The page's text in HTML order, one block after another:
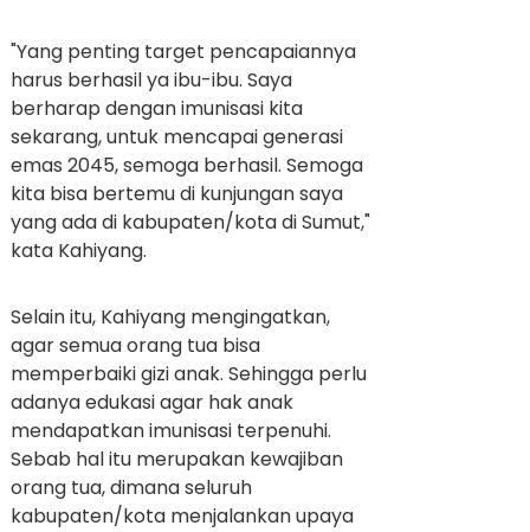
"Yang penting target pencapaiannya
harus berhasil ya ibu-ibu. Saya
berharap dengan imunisasi kita
sekarang, untuk mencapai generasi
emas 2045, semoga berhasil. Semoga
kita bisa bertemu di kunjungan saya
yang ada di kabupaten/kota di Sumut,"
kata Kahiyang.
Selain itu, Kahiyang mengingatkan,
agar semua orang tua bisa
memperbaiki gizi anak. Sehingga perlu
adanya edukasi agar hak anak
mendapatkan imunisasi terpenuhi.
Sebab hal itu merupakan kewajiban
orang tua, dimana seluruh
kabupaten/kota menjalankan upaya